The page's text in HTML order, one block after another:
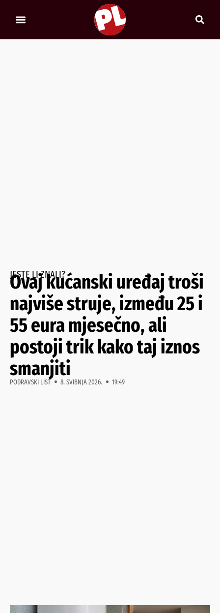
JESTE LI ZNALI?
Ovaj kućanski uređaj troši
najviše struje, između 25 i
55 eura mjesečno, ali
postoji trik kako taj iznos
smanjiti
PODRAVSKI LIST 8. SVIBNJA 2026. 19:49